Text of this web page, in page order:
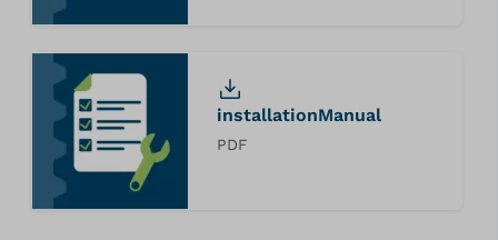
installationManual
PDF